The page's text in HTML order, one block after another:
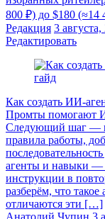
800 ₽) до $180
Редакция 3 августа,
Редактировать
Как создать ИИ-
Промты помогают
Следующий шаг —
правила работы,
агенты и навыки —
инструкции в
разберём, что
отличаются эти […]